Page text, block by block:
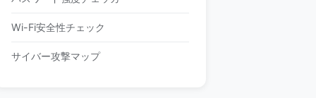
Wi-Fi安全性チェック
サイバー攻撃マップ